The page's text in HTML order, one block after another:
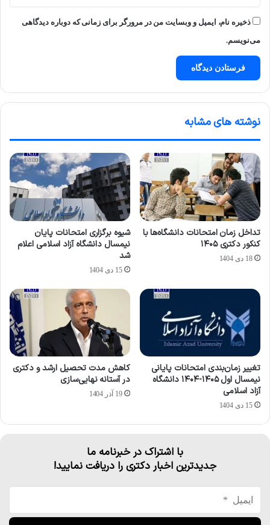
ذخیره نام، ایمیل و وبسایت من در مرورگر برای زمانی که دوباره دیدگاهی
می‌نویسم.
نوشته های مشابه
تداخل زمان امتحانات دانشگاه‌ها با
کنکور دکتری ۱۴۰۵
18 دی 1404
شیوه برگزاری امتحانات پایان
نیمسال دانشگاه آزاد اسلامی اعلام
شد
15 دی 1404
تغییر زمان‌بندی امتحانات پایانی
نیمسال اول ۱۴۰۵-۱۴۰۴ دانشگاه
آزاد اسلامی
15 دی 1404
کاهش مدت تحصیل ارشد و دکتری
در آستانه نهایی‌سازی
19 آذر 1404
با اشتراک در خبرنامه ما
جدیدترین اخبار دکتری را دریافت نمایید!